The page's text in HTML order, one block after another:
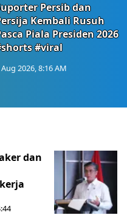
Persib dan
Kembali Rusuh
Piala Presiden 2026
#viral
Aug 2026, 8:16 AM
dan